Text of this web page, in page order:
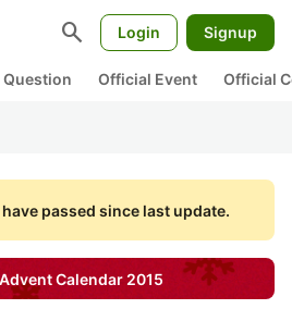
search Login Signup
Question Official Event Official
passed since last update.
Advent Calendar 2015